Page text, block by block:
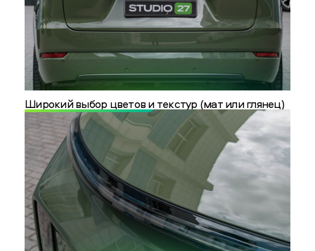
Широкий выбор цветов и текстур (мат или глянец)